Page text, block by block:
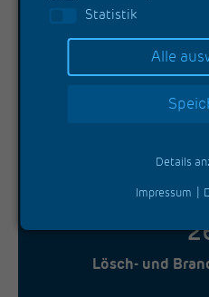
Kabel
Lösch- und
Statistik
Alle
Details
Impressum